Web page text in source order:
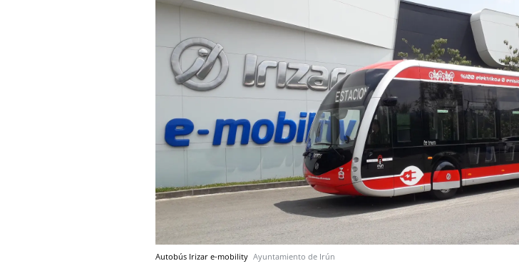
Autobús Irizar e-mobility Ayuntamiento de Irún